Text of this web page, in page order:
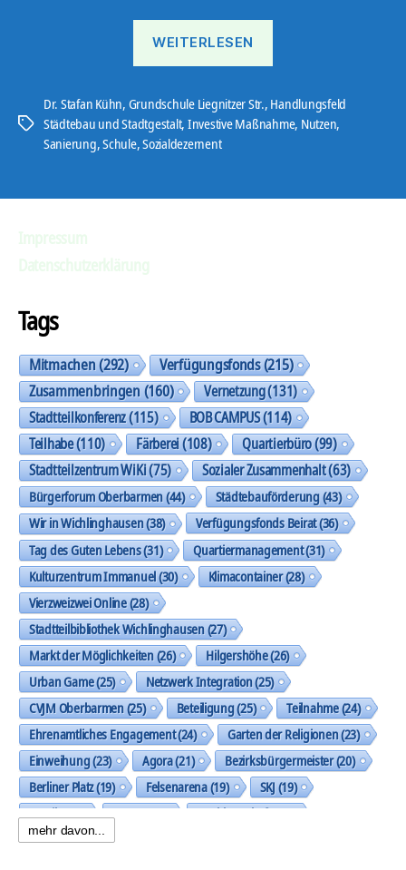
WEITERLESEN
Liegnitzer
Straße“
Schlagwörter
Dr. Stafan Kühn, Grundschule Liegnitzer Str., Handlungsfeld
Städtebau und Stadtgestalt, Investive Maßnahme, Nutzen,
Sanierung,Schule,Sozialdezernent
Tags
Mitmachen(292) Verfügungsfonds(215)
Zusammenbringen(160) Vernetzung(131)
Stadtteilkonferenz(115) BOB CAMPUS(114)
Teilhabe(110) Färberei(108) Quartierbüro(99)
Stadtteilzentrum WiKi(75) Sozialer Zusammenhalt(63)
Bürgerforum Oberbarmen(44) Städtebauförderung(43)
Wir in Wichlinghausen(38) Verfügungsfonds Beirat(36)
Tag des Guten Lebens(31) Quartiermanagement(31)
Kulturzentrum Immanuel(30) Klimacontainer(28)
Vierzweizwei Online(28)
Stadtteilbibliothek Wichlinghausen(27)
Markt der Möglichkeiten(26) Hilgershöhe(26)
Urban Game(25) Netzwerk Integration(25)
CVJM Oberbarmen(25) Beteiligung(25) Teilnahme(24)
Ehrenamtliches Engagement(24) Garten der Religionen(23)
Einweihung(23) Agora(21) Bezirksbürgermeister(20)
Berliner Platz(19) Felsenarena(19) SKJ(19)
Musik(19) Trasse(19) Nachbarschaft(19)
Spielplatz Allensteiner Straße
mehr davon...